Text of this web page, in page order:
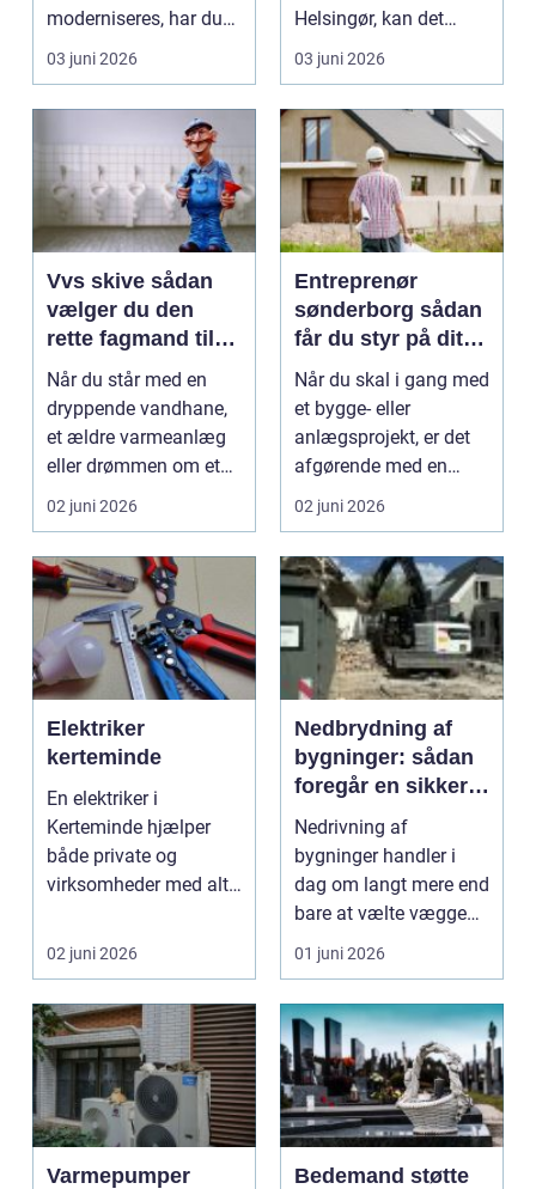
moderniseres, har du
brug for en fagpers...
03 juni 2026
Helsingør, kan det
hurtigt gå fra at være...
03 juni 2026
Vvs skive sådan
vælger du den
rette fagmand til
opgaven
Når du står med en
dryppende vandhane,
et ældre varmeanlæg
eller drømmen om et
nyt badeværelse, er d...
02 juni 2026
Entreprenør
sønderborg sådan
får du styr på dit
jord- og
kloakarbejde
Når du skal i gang med
et bygge- eller
anlægsprojekt, er det
afgørende med en
entreprenør, der kan h...
02 juni 2026
Elektriker
kerteminde
En elektriker i
Kerteminde hjælper
både private og
virksomheder med alt
stø...
02 juni 2026
Nedbrydning af
bygninger: sådan
foregår en sikker
og ansvarlig
proces
Nedrivning af
bygninger handler i
dag om langt mere end
bare at vælte vægge
med store maskiner.
Når ...
01 juni 2026
Varmepumper
Bedemand støtte